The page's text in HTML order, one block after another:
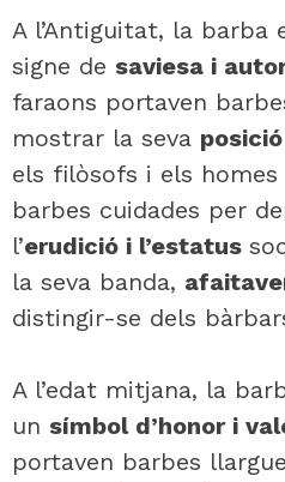
A l’Antiguitat, la barba
signe de saviesa i
faraons portaven
mostrar la seva
els filòsofs i els homes
barbes cuidades per
l’erudició i l’estatus
la seva banda,
distingir-se dels
A l’edat mitjana, la
un símbol d’honor i
portaven barbes